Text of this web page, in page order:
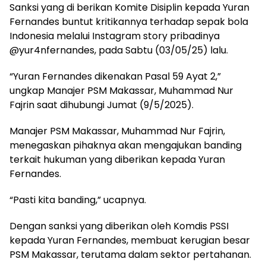
Sanksi yang di berikan Komite Disiplin kepada Yuran
Fernandes buntut kritikannya terhadap sepak bola
Indonesia melalui Instagram story pribadinya
@yur4nfernandes, pada Sabtu (03/05/25) lalu.
“Yuran Fernandes dikenakan Pasal 59 Ayat 2,”
ungkap Manajer PSM Makassar, Muhammad Nur
Fajrin saat dihubungi Jumat (9/5/2025).
Manajer PSM Makassar, Muhammad Nur Fajrin,
menegaskan pihaknya akan mengajukan banding
terkait hukuman yang diberikan kepada Yuran
Fernandes.
“Pasti kita banding,” ucapnya.
Dengan sanksi yang diberikan oleh Komdis PSSI
kepada Yuran Fernandes, membuat kerugian besar
PSM Makassar, terutama dalam sektor pertahanan.